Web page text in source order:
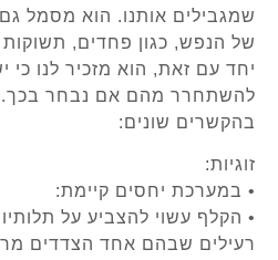
שמגבילים אותנו. הוא מסמל
של הנפש, כגון פחדים, תשוקות
יחד עם זאת, הוא מזכיר לנו כי
להשתחרר מהם אם נבחר בכך.
בהקשרים שונים:
זוגיות:
• במערכת יחסים קיימת:
• הקלף עשוי להצביע על
רעילים שבהם אחד הצדדים